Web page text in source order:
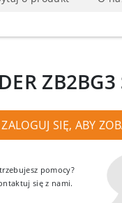
ZALOGUJ SIĘ, ABY
pomocy?
się z nami.